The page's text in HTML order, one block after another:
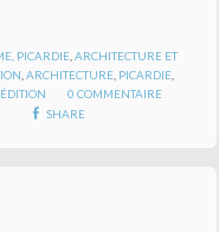
PICARDIE, ARCHITECTURE ET
,ARCHITECTURE PICARDIE
ÉDITION 0 COMMENTAIRE
SHARE